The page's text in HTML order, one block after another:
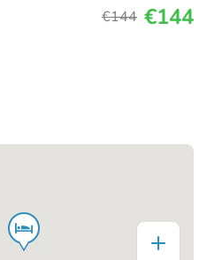
€144 €144